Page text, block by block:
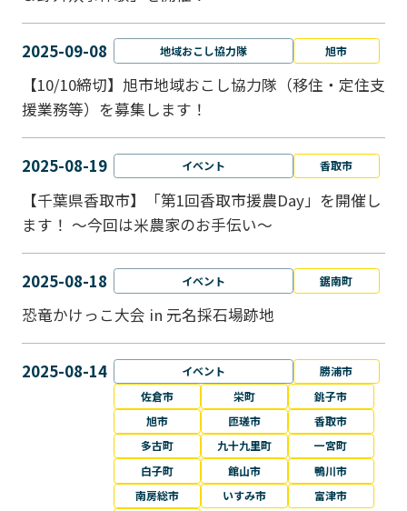
2025-09-08 地域おこし協力隊 旭市
【10/10締切】旭市地域おこし協力隊（移住・定住支
援業務等）を募集します！
2025-08-19 イベント 香取市
【千葉県香取市】「第1回香取市援農Day」を開催し
ます！ ～今回は米農家のお手伝い～
2025-08-18 イベント 鋸南町
恐竜かけっこ大会 in 元名採石場跡地
2025-08-14 イベント
勝浦市
佐倉市
栄町
銚子市
旭市
匝瑳市
香取市
多古町
九十九里町
一宮町
白子町
館山市
鴨川市
南房総市
いすみ市
富津市